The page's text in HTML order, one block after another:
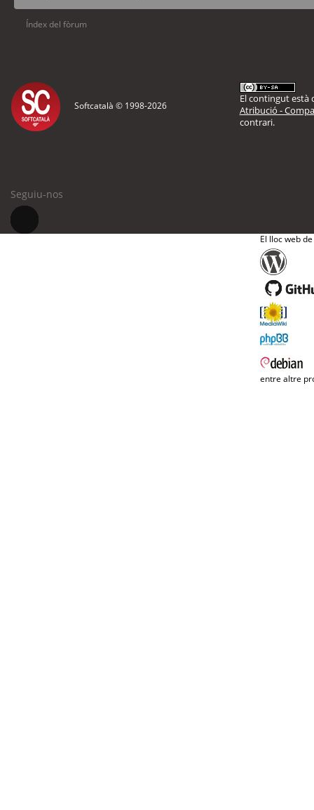
Índex del fòrum
Softcatalà © 1998-2026
El contingut està
Atribució -
contrari.
Seguiu-nos
El lloc web
entre altre